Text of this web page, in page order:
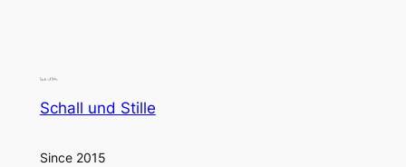
Schall und Stille
Since 2015